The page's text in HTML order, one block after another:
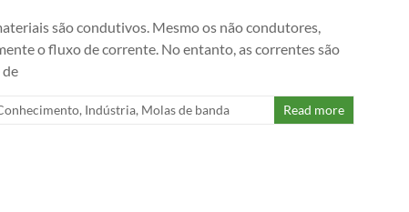
são condutivos. Mesmo os não condutores,
o fluxo de corrente. No entanto, as correntes são
, Indústria, Molas de banda Read more